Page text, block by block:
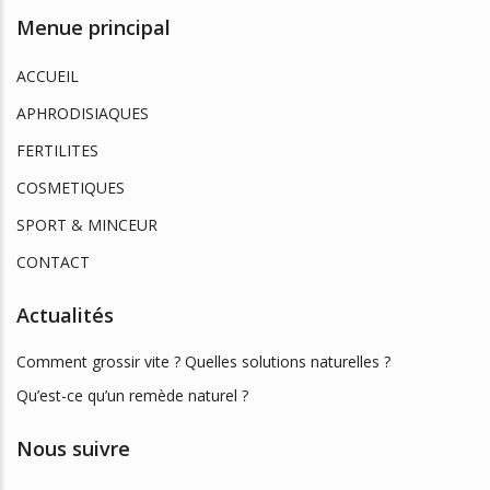
Menue principal
ACCUEIL
APHRODISIAQUES
FERTILITES
COSMETIQUES
SPORT & MINCEUR
CONTACT
Actualités
Comment grossir vite ? Quelles solutions naturelles ?
Qu’est-ce qu’un remède naturel ?
Nous suivre